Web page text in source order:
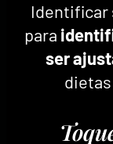
Identificar
para
ser